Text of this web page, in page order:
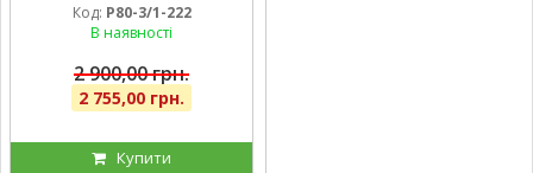
Код: Р80-3/1-222
В наявності
2 900,00 грн.
2 755,00 грн.
Купити